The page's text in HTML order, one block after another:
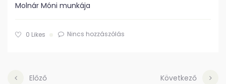
Molnár Móni munkája
0 Likes Nincs hozzászólás
Előző Következő